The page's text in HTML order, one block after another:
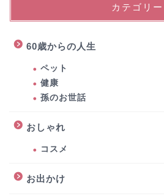
カテゴリー
60歳からの人生
ペット
健康
孫のお世話
おしゃれ
コスメ
お出かけ